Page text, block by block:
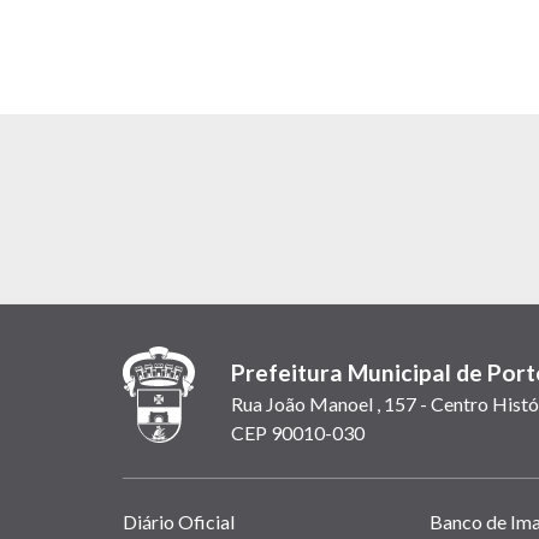
Prefeitura Municipal de
Rua João Manoel , 157 - Centro
CEP 90010-030
Links
Diário Oficial Banco de